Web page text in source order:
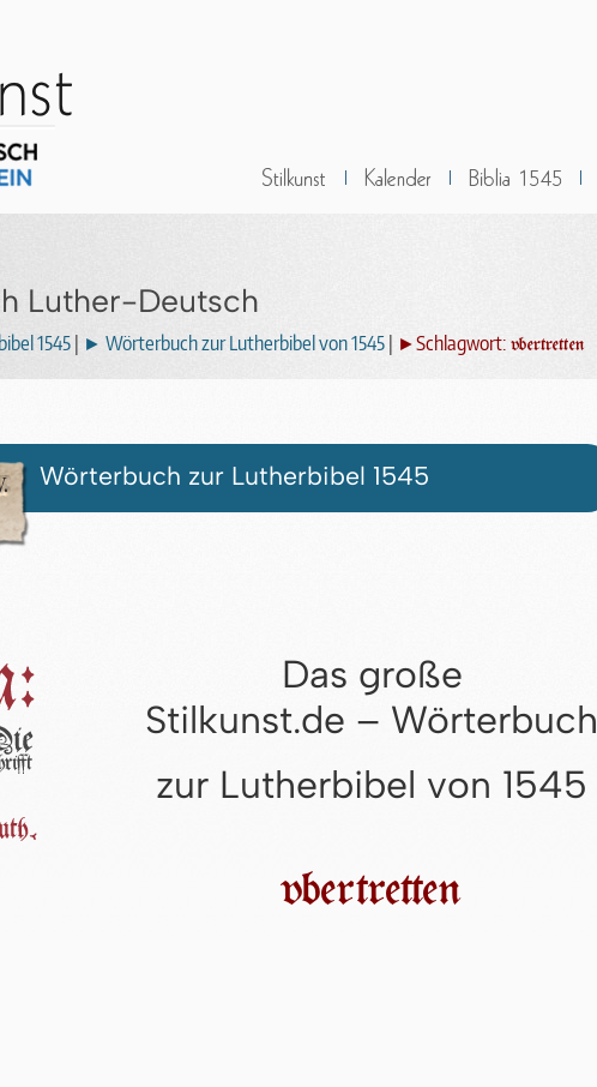
Luther-Deutsch
1545 ► Wörterbuch zur Lutherbibel von 1545 ►Schlagwort: vbertretten
Wörterbuch zur Lutherbibel 1545
Das große
Stilkunst.de – Wörterbuch
zur Lutherbibel von 1545
vbertretten